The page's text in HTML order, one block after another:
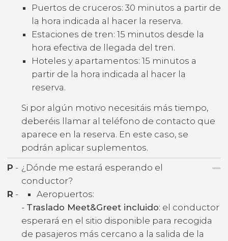
Puertos de cruceros: 30 minutos a partir de
la hora indicada al hacer la reserva.
Estaciones de tren: 15 minutos desde la
hora efectiva de llegada del tren.
Hoteles y apartamentos: 15 minutos a
partir de la hora indicada al hacer la
reserva.
Si por algún motivo necesitáis más tiempo,
deberéis llamar al teléfono de contacto que
aparece en la reserva. En este caso, se
podrán aplicar suplementos.
P - ¿Dónde me estará esperando el
conductor?
R -
Aeropuertos:
- Traslado Meet&Greet incluido: el conductor
esperará en el sitio disponible para recogida
de pasajeros más cercano a la salida de la